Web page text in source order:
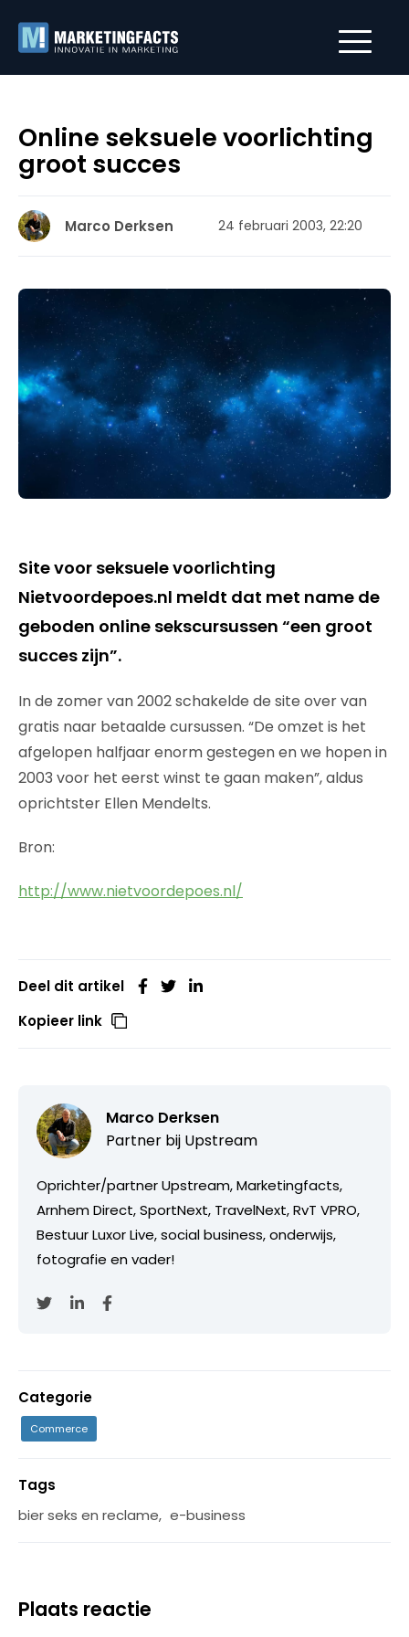
Online seksuele voorlichting
groot succes
Marco Derksen 24 februari 2003, 22:20
Site voor seksuele voorlichting
Nietvoordepoes.nl meldt dat met name de
geboden online sekscursussen “een groot
succes zijn”.
In de zomer van 2002 schakelde de site over van
gratis naar betaalde cursussen. “De omzet is het
afgelopen halfjaar enorm gestegen en we hopen in
2003 voor het eerst winst te gaan maken”, aldus
oprichtster Ellen Mendelts.
Bron:
http://www.nietvoordepoes.nl/
Deel dit artikel
Kopieer link
Marco Derksen
Partner bij Upstream
Oprichter/partner Upstream, Marketingfacts,
Arnhem Direct, SportNext, TravelNext, RvT VPRO,
Bestuur Luxor Live, social business, onderwijs,
fotografie en vader!
Categorie
Commerce
Tags
bier seks en reclame, e-business
Plaats reactie